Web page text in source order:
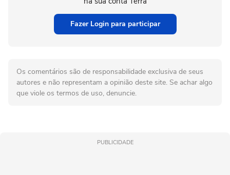
Fazer Login para participar
Os comentários são de responsabilidade exclusiva de seus
autores e não representam a opinião deste site. Se achar algo
que viole os termos de uso, denuncie.
PUBLICIDADE